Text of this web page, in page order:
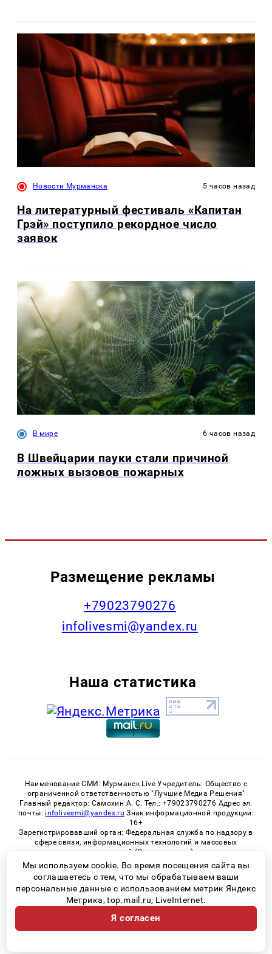
Новости Мурманска 5 часов назад
На литературный фестиваль «Капитан
Грэй» поступило рекордное число
заявок
В мире 6 часов назад
В Швейцарии пауки стали причиной
ложных вызовов пожарных
Размещение рекламы
+79023790276
infolivesmi@yandex.ru
Наша статистика
Наименование СМИ: Мурманск Live Учредитель: Общество с
ограниченной ответственностью "Лучшие Медиа Решения"
Главный редактор: Самохин А. С. Тел.: +79023790276 Адрес эл.
почты: infolivesmi@yandex.ru Знак информационной продукции:
16+
Зарегистрировавший орган: Федеральная служба по надзору в
сфере связи, информационных технологий и массовых
коммуникаций (Роскомнадзор)
Регистрационный номер СМИ ЭЛ № ФС 77 - 82534 от 21.01.2022
© 2026 «Murmansk-live» | Все права защищены
Возрастная категория сайта 16+
Политика конфиденциальности
Мы используем cookie. Во время посещения сайта вы
соглашаетесь с тем, что мы обрабатываем ваши
персональные данные с использованием метрик Яндекс
Метрика, top.mail.ru, LiveInternet.
Я согласен